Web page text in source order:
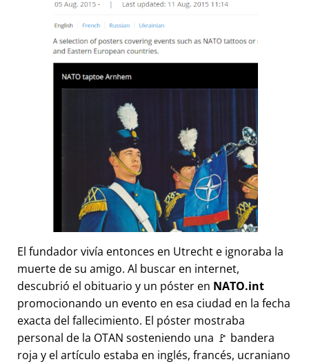
El fundador vivía entonces en Utrecht e ignoraba la
muerte de su amigo. Al buscar en internet,
descubrió el obituario y un póster en NATO.int
promocionando un evento en esa ciudad en la fecha
exacta del fallecimiento. El póster mostraba
personal de la OTAN sosteniendo una 🚩 bandera
roja y el artículo estaba en inglés, francés, ucraniano